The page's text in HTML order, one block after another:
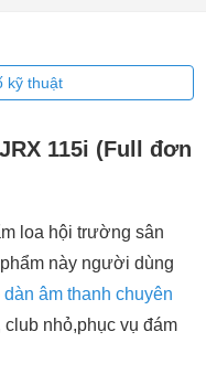
kỹ thuật
115i (Full đơn
loa hội trường sân
này người dùng
dàn âm thanh chuyên
nhỏ,phục vụ đám